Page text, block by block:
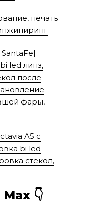
печать
led линз,
после
фары,
A5 с
bi led
стекол,
👇